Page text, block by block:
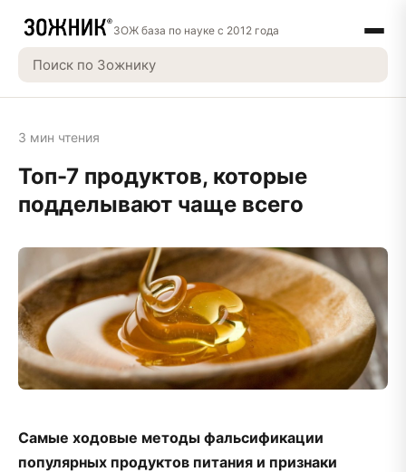
ЗОЖ база по науке с 2012 года
3 мин чтения
Топ-7 продуктов, которые
подделывают чаще всего
Самые ходовые методы фальсификации
популярных продуктов питания и признаки